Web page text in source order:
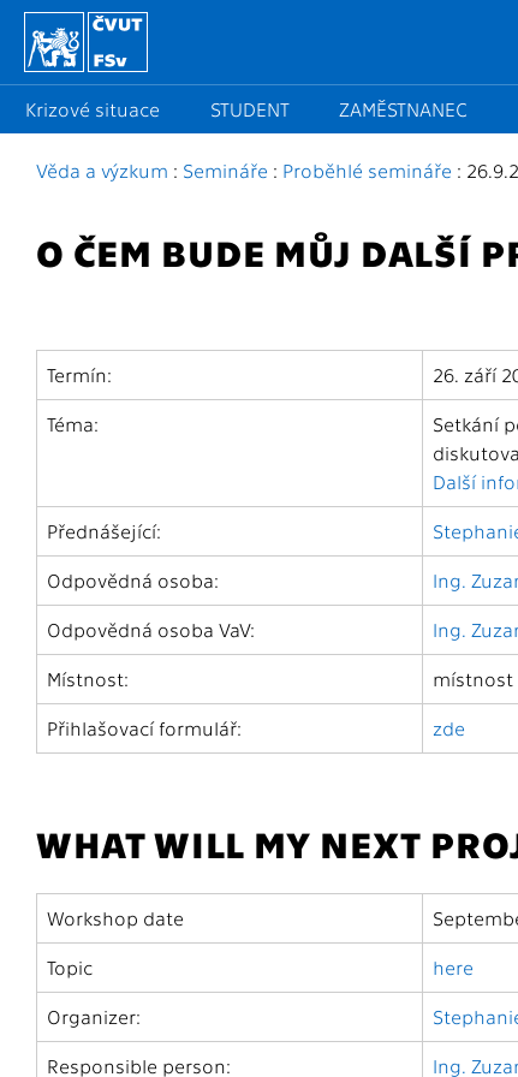
Krizové situace STUDENT ZAMĚSTNANEC
Věda a výzkum : Semináře : Proběhlé semináře :
O ČEM BUDE MŮJ DALŠÍ
Termín: 26. září
Téma:
Setkání
Další
Přednášející:
Odpovědná osoba: Ing.
Odpovědná osoba VaV: Ing.
Místnost: místnost
Přihlašovací formulář: zde
WHAT WILL MY NEXT
Workshop date
Topic here
Organizer:
Responsible person: Ing.